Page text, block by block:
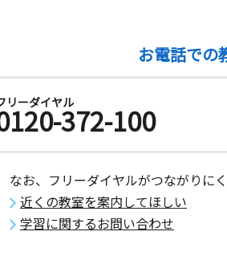
お電話での
リーダイヤル372-100
なお、フリーダイヤルがつながりに
近くの教室を案内してほしい
学習に関するお問い合わせ